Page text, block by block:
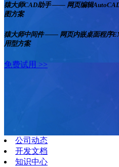
猿大师CAD助手 —— 网页编辑
图方案
猿大师中间件 —— 网页内嵌桌面程序
用型方案
免费试用 >>
公司动态
开发文档
知识中心